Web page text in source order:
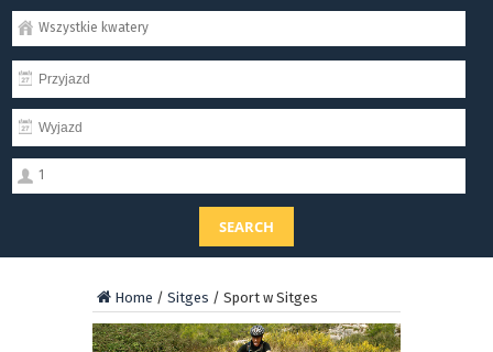
Wszystkie kwatery
1
SEARCH
Home / Sitges / Sport w Sitges